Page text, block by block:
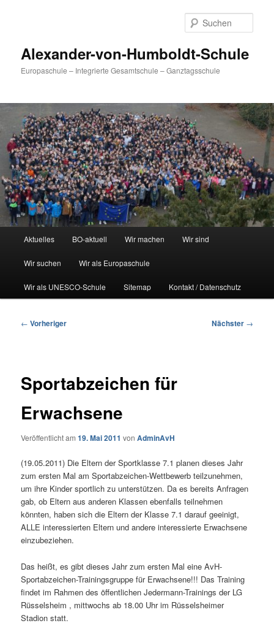
Alexander-von-Humboldt-Schule
Europaschule – Integrierte Gesamtschule – Ganztagsschule
Aktuelles BO-aktuell Wir machen Wir sind
Wir suchen Wir als Europaschule
Wir als UNESCO-Schule Sitemap Kontakt / Datenschutz
Beitragsnavigation
← Vorheriger Nächster →
Sportabzeichen für
Erwachsene
Veröffentlicht am19. Mai 2011 vonAdminAvH
(19.05.2011) Die Eltern der Sportklasse 7.1 planen dieses Jahr
zum ersten Mal am Sportabzeichen-Wettbewerb teilzunehmen,
um ihre Kinder sportlich zu unterstützen. Da es bereits Anfragen
gab, ob Eltern aus anderen Klassen ebenfalls teilnehmen
könnten, haben sich die Eltern der Klasse 7.1 darauf geeinigt,
ALLE interessierten Eltern und andere interessierte Erwachsene
einzubeziehen.
Das heißt, es gibt dieses Jahr zum ersten Mal eine AvH-
Sportabzeichen-Trainingsgruppe für Erwachsene!!! Das Training
findet im Rahmen des öffentlichen Jedermann-Trainings der LG
Rüsselsheim , mittwochs ab 18.00 Uhr im Rüsselsheimer
Stadion statt.